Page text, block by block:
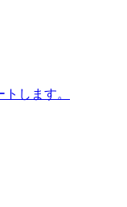
します。